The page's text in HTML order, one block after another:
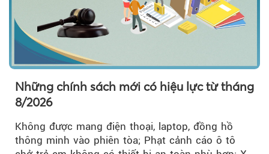
Những chính sách mới có hiệu lực từ tháng
8/2026
Không được mang điện thoại, laptop, đồng hồ
thông minh vào phiên tòa; Phạt cảnh cáo ô tô